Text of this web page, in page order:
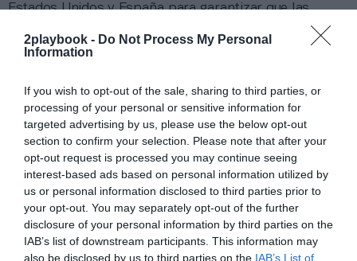
2playbook - Do Not Process My Personal
Information
If you wish to opt-out of the sale, sharing to third parties, or
processing of your personal or sensitive information for
targeted advertising by us, please use the below opt-out
section to confirm your selection. Please note that after your
opt-out request is processed you may continue seeing
interest-based ads based on personal information utilized by
us or personal information disclosed to third parties prior to
your opt-out. You may separately opt-out of the further
disclosure of your personal information by third parties on the
IAB’s list of downstream participants. This information may
also be disclosed by us to third parties on the IAB’s List of
Estados Unidos y Españapara garantizar que las
instalaciones con pistas, salas de pesas y espacios de
recuperación. Entre los participantes figuran
oportunidades de empleo durante un eventual paro.
Para las jugadoras internacionales, el sindicato
contaría con numerosos centros, incluido
The Embassy
el centro de alto rendimiento de baloncesto creado
porJosé Manuel Calderón y Berni Rodríguezen
Málaga y que ya ha colaborado con la NBA.
Sobre Intelligence 2P
Intelligence 2Pes la unidad de estrategia e